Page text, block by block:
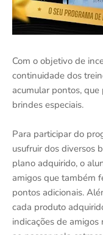
Com o objetivo de
continuidade dos
acumular pontos,
brindes especiais.
Para participar do
usufruir dos diversos
plano adquirido, o
amigos que também
pontos adicionais.
cada produto
indicações de